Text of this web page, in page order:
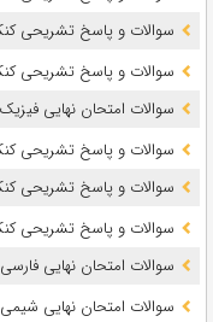
سوالات و پاسخ تشریحی کنکور
سوالات و پاسخ تشریحی کنکور تجربی
سوالات امتحان نهایی فیزیک 3 سال دوازدهم (1397 تا 1405)
سوالات و پاسخ تشریحی
سوالات و پاسخ تشریحی کنکور تجربی
سوالات و پاسخ تشریحی کنکور
سوالات امتحان نهایی فارسی 3 سال دوازدهم (1397 تا 1405)
سوالات امتحان نهایی شیمی 3 سال دوازدهم (1397 تا 1405)